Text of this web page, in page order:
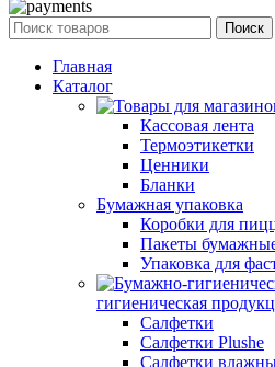
Поиск
Главная
Каталог
Кассовая лента
Термоэтикетки
Ценники
Бланки
Бумажная упаковка
Коробки для
Пакеты
Упаковка для
гигиеническая
Салфетки
Салфетки Plushe
Салфетки